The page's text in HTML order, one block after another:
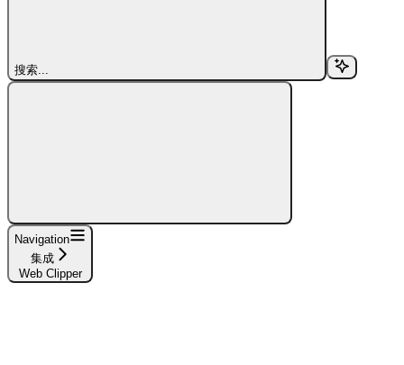
搜索...
Navigation
集成
Web Clipper